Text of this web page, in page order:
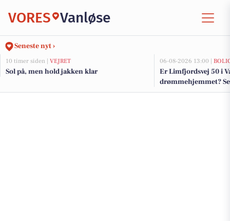
VORES Vanløse
Seneste nyt ›
10 timer siden | VEJRET
Sol på, men hold jakken klar
06-08-2026 13:00 |
Er Limfjordsvej 50 i
drømmehjemmet?
salg nu for op til